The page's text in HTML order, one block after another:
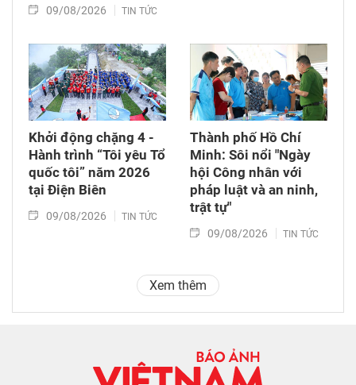
09/08/2026 TIN TỨC
Khởi động chặng 4 -
Hành trình “Tôi yêu Tổ
quốc tôi” năm 2026
tại Điện Biên
09/08/2026 TIN TỨC
Thành phố Hồ Chí
Minh: Sôi nổi "Ngày
hội Công nhân với
pháp luật và an ninh,
trật tự"
09/08/2026 TIN TỨC
Xem thêm